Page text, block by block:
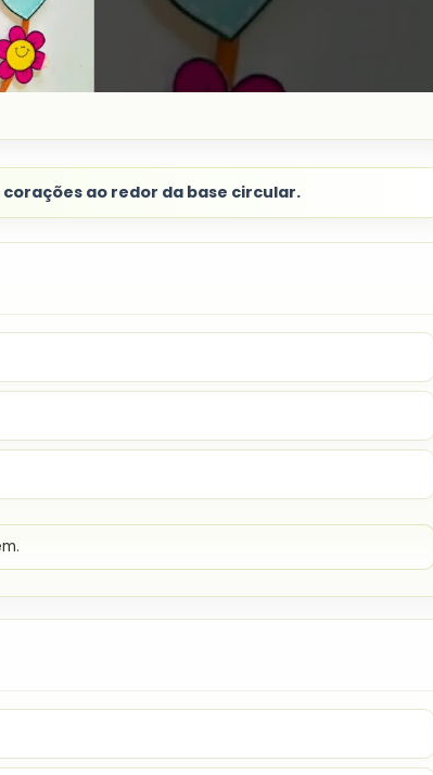
ao redor da base circular.